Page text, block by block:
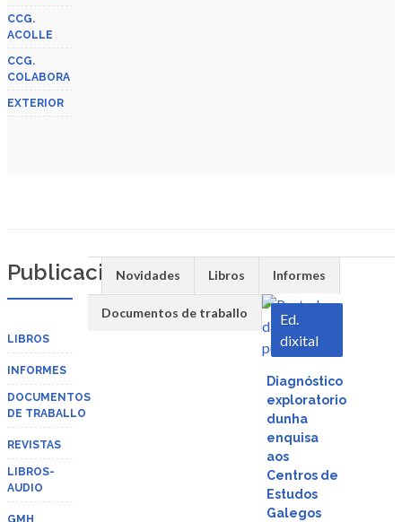
CCG.
ACOLLE
CCG.
COLABORA
EXTERIOR
Publicacións
LIBROS
INFORMES
DOCUMENTOS
DE TRABALLO
REVISTAS
LIBROS-
AUDIO
GMH
Novidades Libros Informes
Documentos de traballo
Ed.
dixital
Descargar
Vista
rápida
Diagnóstico
exploratorio
dunha
enquisa
aos
Centros de
Estudos
Galegos